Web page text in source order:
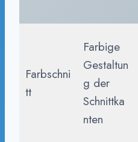
Farbschni
tt
Farbige
Gestaltun
g der
Schnittka
nten